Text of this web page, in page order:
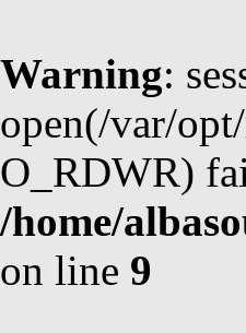
Warning:
open(/var/
O_RDWR)
/home/
on line 9